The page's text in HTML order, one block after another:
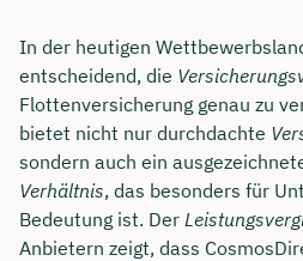
In der heutigen
entscheidend, die
Flottenversicherung genau zu
bietet nicht nur durchdachte
sondern auch ein
Verhältnis, das besonders für
Bedeutung ist. Der
Anbietern zeigt, dass